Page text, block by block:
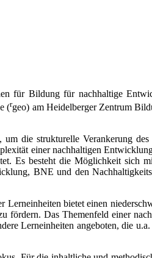
für Bildung für nachhaltige
(rgeo) am Heidelberger Zentrum
die strukturelle Verankerung
einer nachhaltigen
Es besteht die Möglichkeit sich
BNE und den
bietet einen
fördern. Das Themenfeld einer
Lerneinheiten angeboten, die